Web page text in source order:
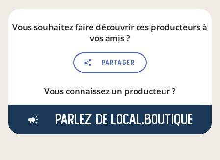
Vous souhaitez faire découvrir ces producteurs à
vos amis ?
Partager
Vous connaissez un producteur ?
Parlez de local.boutique